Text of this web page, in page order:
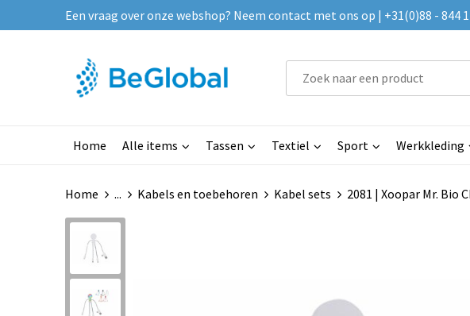
Een vraag over onze webshop? Neem contact met ons op | +31(0)88 - 844
Home Alle items Tassen Textiel Sport Werkkleding
Home ... Kabels en toebehoren Kabel sets 2081 | Xoopar Mr. Bio